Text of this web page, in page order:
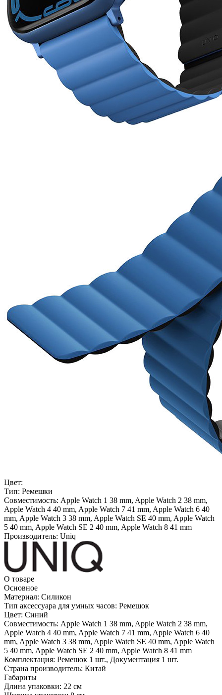
Цвет:
Тип: Ремешки
Совместимость: Apple Watch 1 38 mm, Apple Watch 2 38 mm,
Apple Watch 4 40 mm, Apple Watch 7 41 mm, Apple Watch 6 40
mm, Apple Watch 3 38 mm, Apple Watch SE 40 mm, Apple Watch
5 40 mm, Apple Watch SE 2 40 mm, Apple Watch 8 41 mm
Производитель: Uniq
О товаре
Основное
Материал: Силикон
Тип аксессуара для умных часов: Ремешок
Цвет: Синий
Совместимость: Apple Watch 1 38 mm, Apple Watch 2 38 mm,
Apple Watch 4 40 mm, Apple Watch 7 41 mm, Apple Watch 6 40
mm, Apple Watch 3 38 mm, Apple Watch SE 40 mm, Apple Watch
5 40 mm, Apple Watch SE 2 40 mm, Apple Watch 8 41 mm
Комплектация: Ремешок 1 шт., Документация 1 шт.
Страна производитель: Китай
Габариты
Длина упаковки: 22 см